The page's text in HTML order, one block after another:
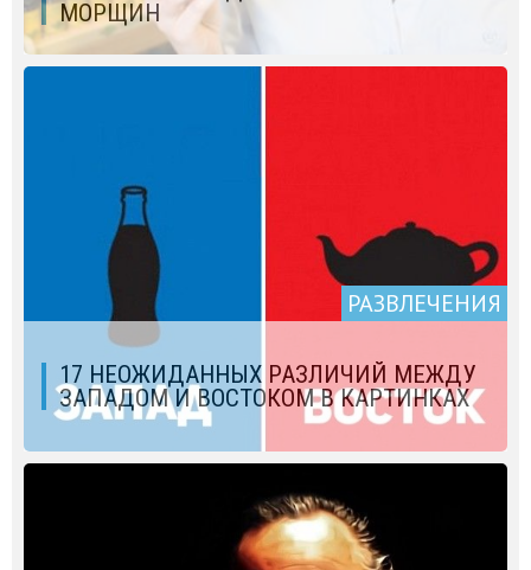
МОРЩИН
РАЗВЛЕЧЕНИЯ
17 НЕОЖИДАННЫХ РАЗЛИЧИЙ МЕЖДУ
ЗАПАДОМ И ВОСТОКОМ В КАРТИНКАХ